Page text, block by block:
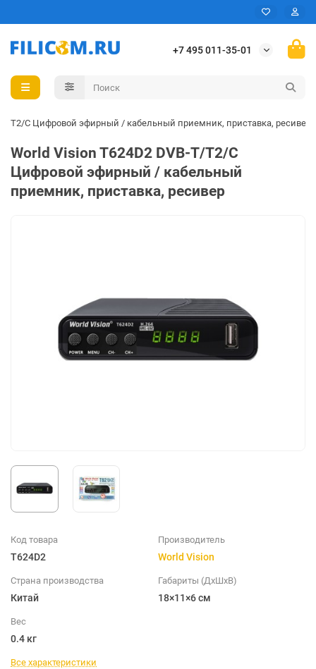
+7 495 011-35-01
T/T2/C Цифровой эфирный / кабельный приемник, приставка, ресивер
World Vision T624D2 DVB-T/T2/C
Цифровой эфирный / кабельный
приемник, приставка, ресивер
Код товара
T624D2
Производитель
World Vision
Страна производства
Китай
Габариты (ДхШхВ)
18×11×6 см
Вес
0.4 кг
Все характеристики